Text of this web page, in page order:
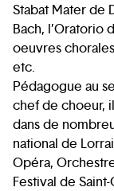
Stabat Mater de
Bach, l’Oratorio
oeuvres
etc.
Pédagogue au
chef de choeur,
dans de
national de
Opéra,
Festival de